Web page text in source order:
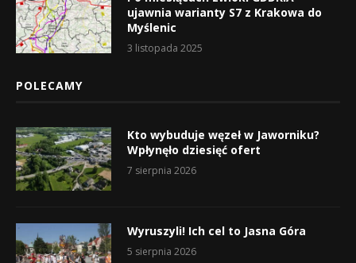
ujawnia warianty S7 z Krakowa do
Myślenic
3 listopada 2025
POLECAMY
Kto wybuduje węzeł w Jaworniku?
Wpłynęło dziesięć ofert
7 sierpnia 2026
Wyruszyli! Ich cel to Jasna Góra
5 sierpnia 2026